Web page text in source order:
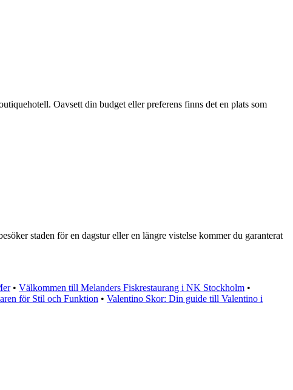
Oavsett din budget eller preferens finns det en plats som
staden för en dagstur eller en längre vistelse kommer du garanterat
• Välkommen till Melanders Fiskrestaurang i NK Stockholm •
för Stil och Funktion • Valentino Skor: Din guide till Valentino i